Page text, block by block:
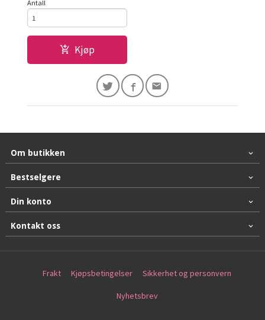
Antall
Kjøp
Om butikken
Bestselgere
Din konto
Kontakt oss
Frakt Kjøpsbetingelser Sikkerhet og personvern
Nyhetsbrev